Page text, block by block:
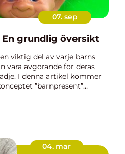
07. sep
En grundlig översikt
viktig del av varje barns
vara avgörande för deras
I denna artikel kommer
”barnpresent”
04. mar